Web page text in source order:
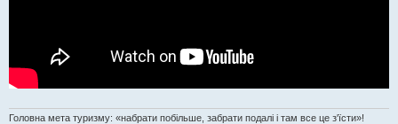
Головна мета туризму: «набрати побільше, забрати подалі і там все це з'їсти»!